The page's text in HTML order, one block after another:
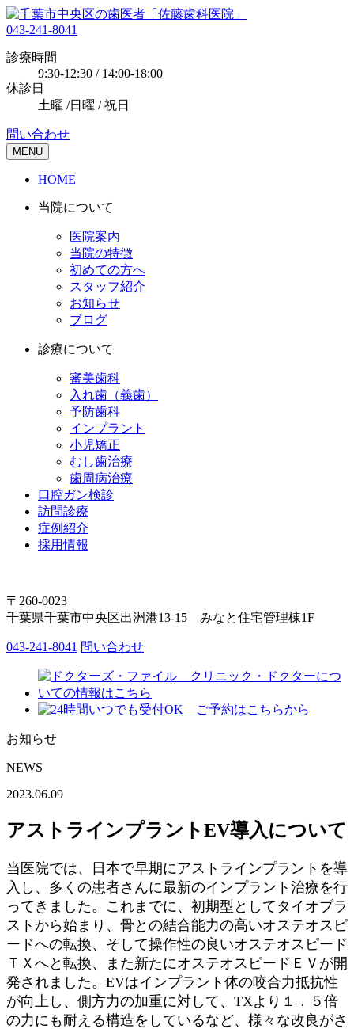
043-241-8041
診療時間
9:30-12:30 / 14:00-18:00
休診日
土曜 /日曜 / 祝日
問い合わせ
MENU
HOME
当院について
医院案内
当院の特徴
初めての方へ
スタッフ紹介
お知らせ
ブログ
診療について
審美歯科
入れ歯（義歯）
予防歯科
インプラント
小児矯正
むし歯治療
歯周病治療
口腔ガン検診
訪問診療
症例紹介
採用情報
〒260-0023
千葉県千葉市中央区出洲港13-15 みなと住宅管理棟1F
043-241-8041 問い合わせ
お知らせ
NEWS
2023.06.09
アストラインプラントEV導入について
当医院では、日本で早期にアストラインプラントを導
入し、多くの患者さんに最新のインプラント治療を行
ってきました。これまでに、初期型としてタイオブラ
ストから始まり、骨との結合能力の高いオステオスピ
ードへの転換、そして操作性の良いオステオスピード
ＴＸへと転換、また新たにオステオスピードＥＶが開
発されました。EVはインプラント体の咬合力抵抗性
が向上し、側方力の加重に対して、TXより１．５倍
の力にも耐える構造をしているなど、様々な改良がさ